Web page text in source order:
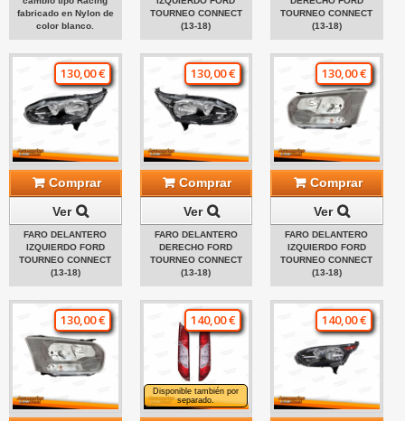
fabricado en Nylon de
color blanco.
TOURNEO CONNECT
(13-18)
TOURNEO CONNECT
(13-18)
130,00 €
Comprar
Ver
FARO DELANTERO
IZQUIERDO FORD
TOURNEO CONNECT
(13-18)
130,00 €
Comprar
Ver
FARO DELANTERO
DERECHO FORD
TOURNEO CONNECT
(13-18)
130,00 €
Comprar
Ver
FARO DELANTERO
IZQUIERDO FORD
TOURNEO CONNECT
(13-18)
130,00 €
Disponible también por
separado.
140,00 € 140,00 €